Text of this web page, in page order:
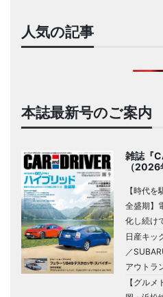
人気の記事
本誌最新号のご案内
雑誌『
（2026
【時代
全盛期】
化し続け
日産キッ
／
アウトラ
【グル